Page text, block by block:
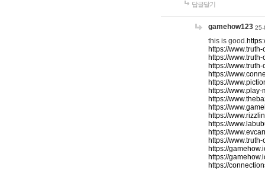
답글달기
gamehow123 25-
this is good.
https://
https://
https://
https://
https://
https://
https://
https://
https://
https://
https://
https://
https://
https://
https://